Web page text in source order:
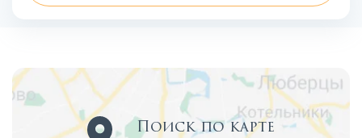
Поиск по карте